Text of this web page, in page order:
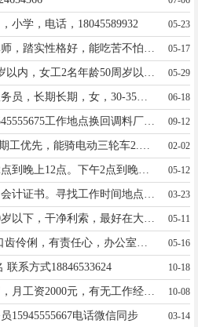
小学，电话，18045589932 05-23
05-17
05-29
六中李记石锅菜招聘服务员，长期长期，女，30-35，13356025033 06-18
招聘男工一名电话131545555675工作地点换回调料厂工资面议 09-12
02-02
长期晚班服务员中午12点到晚上12点。下午2点到晚上2点。女35-45岁。能炒饭 能卖货。能做主食。总之有经验者优先工资3200元满勤奖200提成卖的多提的多13089932575 05-12
03-23
招聘早餐女工，要求50岁以下，干净利索，最好在大医院附近居住，电话：15304857199 05-11
05-16
系方式18846533624 10-18
保洁一名年龄35至50岁，月工资2000元，有无工作经验均可。 招聘前台经理一名年龄30至40岁.工资2400元至3000元.联系电话15776029528 10-08
​15945555667电话微信同步 03-14